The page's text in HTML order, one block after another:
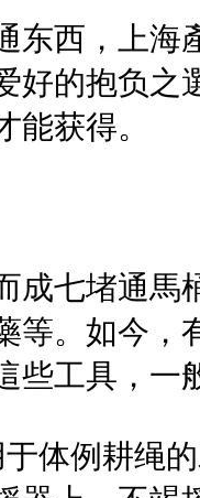
东西，上海
好的抱负之
能获得。
成七堵通馬
等。如今，
些工具，一
体例耕绳